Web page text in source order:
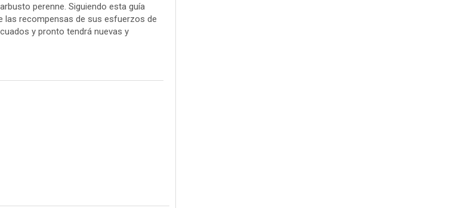
perenne. Siguiendo esta guía
las recompensas de sus esfuerzos de
y pronto tendrá nuevas y